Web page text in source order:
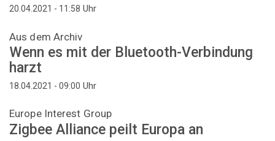
20.04.2021 - 11:58 Uhr
Aus dem Archiv
Wenn es mit der Bluetooth-Verbindung
harzt
18.04.2021 - 09:00 Uhr
Europe Interest Group
Zigbee Alliance peilt Europa an